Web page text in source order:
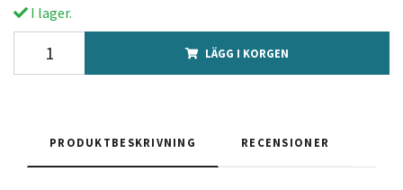
I lager.
LÄGG I KORGEN
PRODUKTBESKRIVNING RECENSIONER